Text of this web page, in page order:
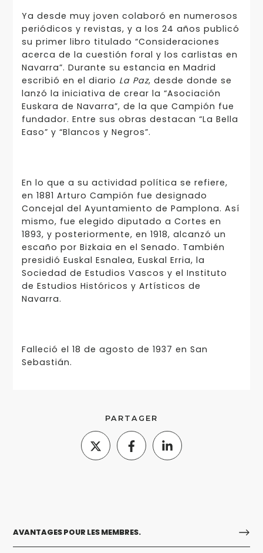
Ya desde muy joven colaboró en numerosos
periódicos y revistas, y a los 24 años publicó
su primer libro titulado “Consideraciones
acerca de la cuestión foral y los carlistas en
Navarra”. Durante su estancia en Madrid
escribió en el diario La Paz, desde donde se
lanzó la iniciativa de crear la “Asociación
Euskara de Navarra”, de la que Campión fue
fundador. Entre sus obras destacan “La Bella
Easo” y “Blancos y Negros”.
En lo que a su actividad política se refiere,
en 1881 Arturo Campión fue designado
Concejal del Ayuntamiento de Pamplona. Así
mismo, fue elegido diputado a Cortes en
1893, y posteriormente, en 1918, alcanzó un
escaño por Bizkaia en el Senado. También
presidió Euskal Esnalea, Euskal Erria, la
Sociedad de Estudios Vascos y el Instituto
de Estudios Históricos y Artísticos de
Navarra.
Falleció el 18 de agosto de 1937 en San
Sebastián.
PARTAGER
AVANTAGES POUR LES MEMBRES.